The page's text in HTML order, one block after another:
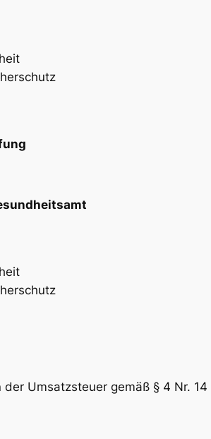
Umsatzsteuer gemäß § 4 Nr. 14